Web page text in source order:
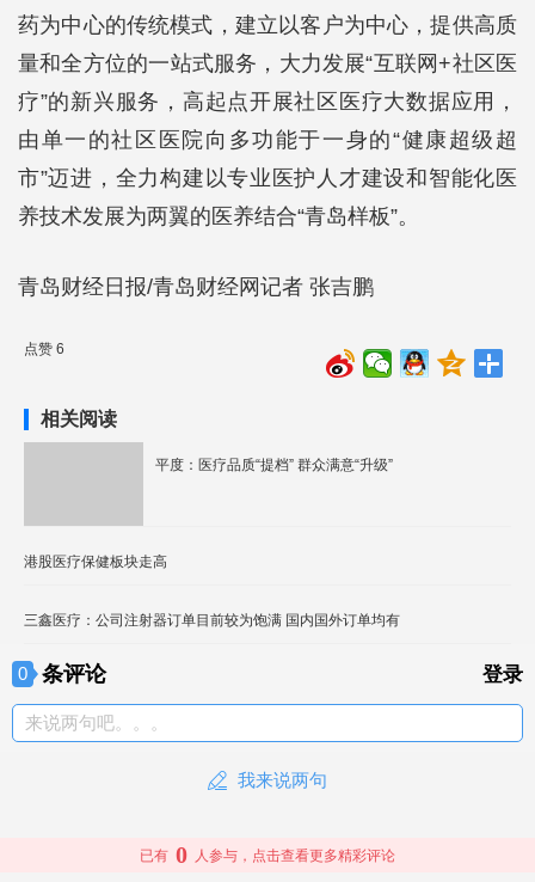
药为中心的传统模式，建立以客户为中心，提供高质
量和全方位的一站式服务，大力发展“互联网+社区医
疗”的新兴服务，高起点开展社区医疗大数据应用，
由单一的社区医院向多功能于一身的“健康超级超
市”迈进，全力构建以专业医护人才建设和智能化医
养技术发展为两翼的医养结合“青岛样板”。
青岛财经日报/青岛财经网记者 张吉鹏
点赞 6
相关阅读
平度：医疗品质“提档” 群众满意“升级”
港股医疗保健板块走高
三鑫医疗：公司注射器订单目前较为饱满 国内国外订单均有
0 条评论 登录
来说两句吧。。。
我来说两句
已有 0 人参与，点击查看更多精彩评论